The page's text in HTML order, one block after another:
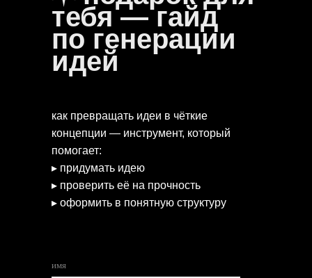
тебя — гайд
по генерации
идей
как превращать идеи в чёткие
концепции — инструмент, который
помогает:
▸ придумать идею
▸ проверить её на прочность
▸ оформить в понятную структуру